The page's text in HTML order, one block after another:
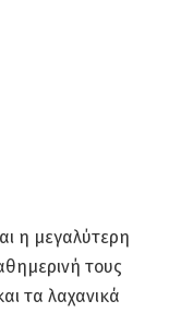
η μεγαλύτερη
τους
τα λαχανικά